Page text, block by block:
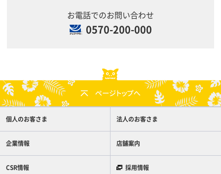
お電話でのお問い合わせ
0570-200-000
個人のお客さま 法人のお客さま
企業情報 店舗案内
CSR情報 採用情報